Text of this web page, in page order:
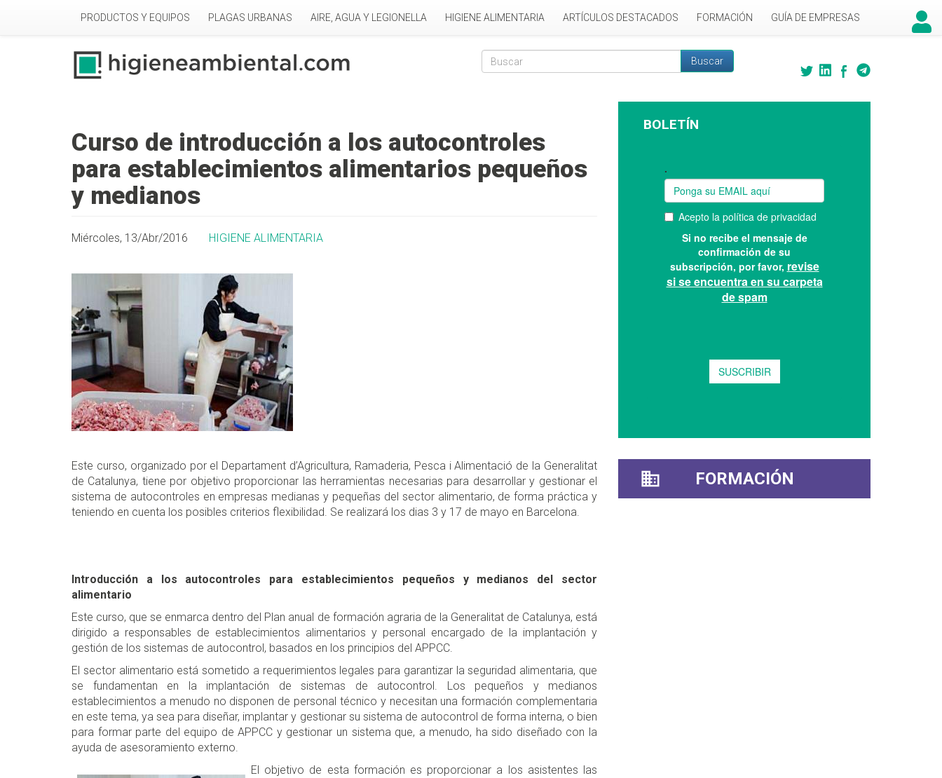
PRODUCTOS Y EQUIPOS PLAGAS URBANAS AIRE, AGUA Y LEGIONELLA HIGIENE ALIMENTARIA ARTÍCULOS DESTACADOS FORMACIÓN GUÍA DE EMPRESAS
Formulario de búsqueda
Buscar
Curso de introducción a los autocontroles
para establecimientos alimentarios pequeños
y medianos
Miércoles, 13/Abr/2016 HIGIENE ALIMENTARIA
Este curso, organizado por el Departament d’Agricultura, Ramaderia, Pesca i Alimentació de la Generalitat
de Catalunya, tiene por objetivo proporcionar las herramientas necesarias para desarrollar y gestionar el
sistema de autocontroles en empresas medianas y pequeñas del sector alimentario, de forma práctica y
teniendo en cuenta los posibles criterios flexibilidad. Se realizará los dias 3 y 17 de mayo en Barcelona.
Introducción a los autocontroles para establecimientos pequeños y medianos del sector
alimentario
Este curso, que se enmarca dentro del Plan anual de formación agraria de la Generalitat de Catalunya, está
dirigido a responsables de establecimientos alimentarios y personal encargado de la implantación y
gestión de los sistemas de autocontrol, basados en los principios del APPCC.
El sector alimentario está sometido a requerimientos legales para garantizar la seguridad alimentaria, que
se fundamentan en la implantación de sistemas de autocontrol. Los pequeños y medianos
establecimientos a menudo no disponen de personal técnico y necesitan una formación complementaria
en este tema, ya sea para diseñar, implantar y gestionar su sistema de autocontrol de forma interna, o bien
para formar parte del equipo de APPCC y gestionar un sistema que, a menudo, ha sido diseñado con la
ayuda de asesoramiento externo.
El objetivo de esta formación es proporcionar a los asistentes las
BOLETÍN
FORMACIÓN